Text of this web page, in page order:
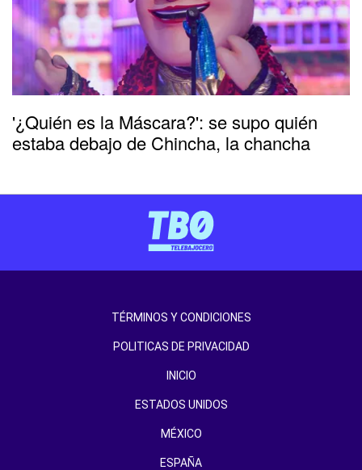
'¿Quién es la Máscara?': se supo quién
estaba debajo de Chincha, la chancha
TÉRMINOS Y CONDICIONES
POLITICAS DE PRIVACIDAD
INICIO
ESTADOS UNIDOS
MÉXICO
ESPAÑA